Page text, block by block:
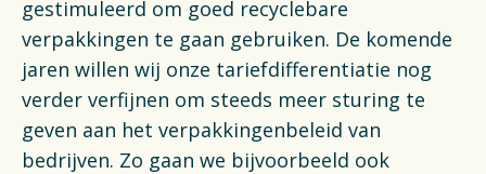
gestimuleerd om goed recyclebare
verpakkingen te gaan gebruiken. De komende
jaren willen wij onze tariefdifferentiatie nog
verder verfijnen om steeds meer sturing te
geven aan het verpakkingenbeleid van
bedrijven. Zo gaan we bijvoorbeeld ook